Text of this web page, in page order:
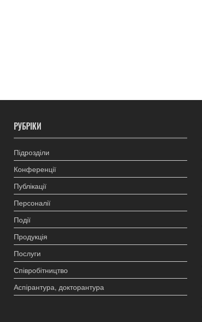
РУБРІКИ
Підрозділи
Конференції
Публікації
Персоналії
Події
Продукція
Послуги
Співробітництво
Аспірантура, докторантура